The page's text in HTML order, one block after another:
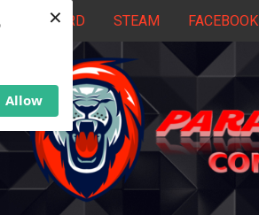
Allow
×
DISCORD STEAM FACEBOOK